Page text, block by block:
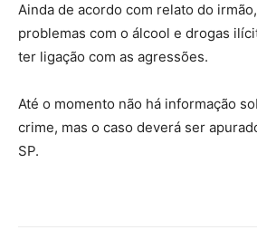
Ainda de acordo com relato do
problemas com o álcool e drogas
ter ligação com as agressões.
Até o momento não há informação
crime, mas o caso deverá ser
SP.